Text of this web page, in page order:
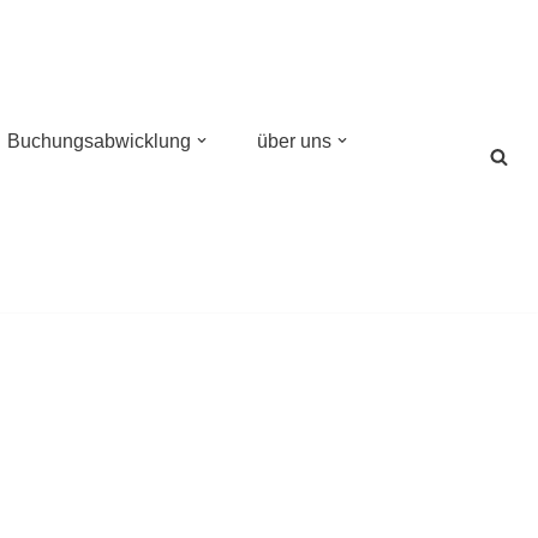
Buchungsabwicklung über uns